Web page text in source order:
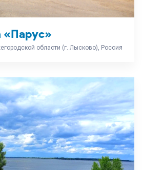
«Парус»
области (г. Лысково), Россия